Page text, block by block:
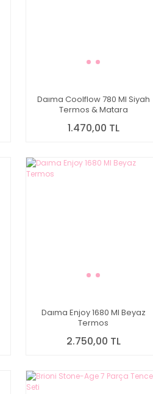
Daıma Coolflow 780 Ml Siyah
Termos & Matara
1.470,00 TL
Daıma Enjoy 1680 Ml Beyaz
Termos
2.750,00 TL